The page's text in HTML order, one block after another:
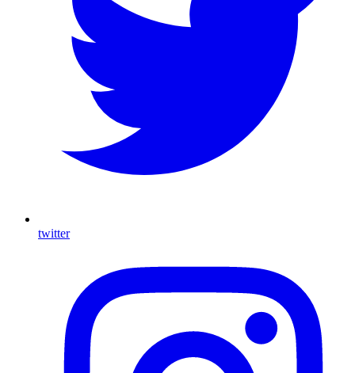
twitter